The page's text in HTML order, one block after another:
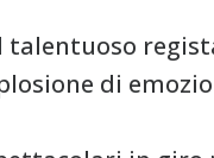
talentuoso
di